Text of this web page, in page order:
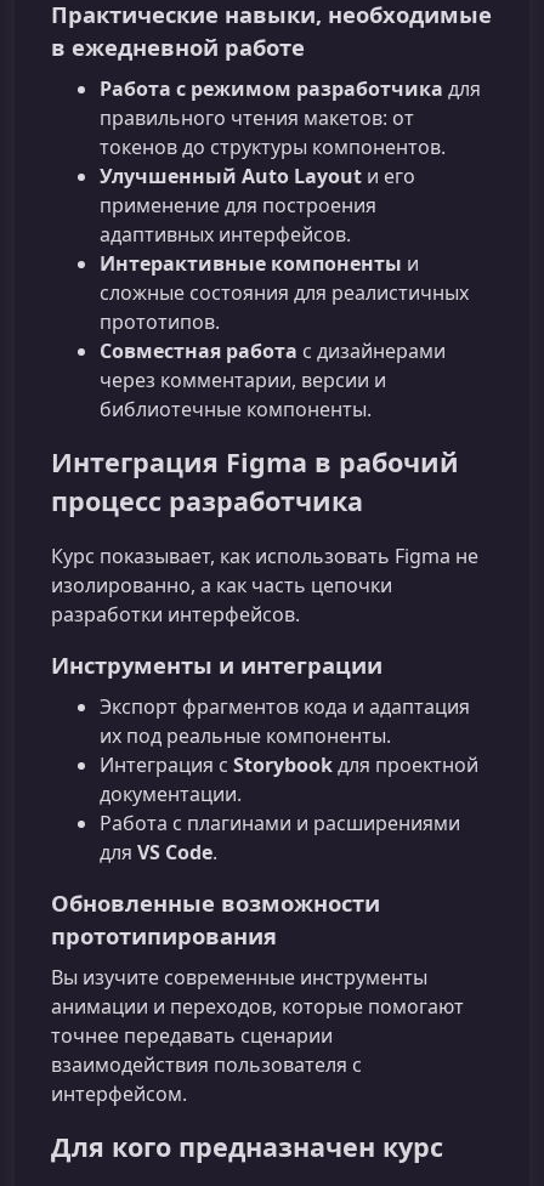
Практические навыки, необходимые
в ежедневной работе
Работа с режимом разработчика для
правильного чтения макетов: от
токенов до структуры компонентов.
Улучшенный Auto Layout и его
применение для построения
адаптивных интерфейсов.
Интерактивные компоненты и
сложные состояния для реалистичных
прототипов.
Совместная работа с дизайнерами
через комментарии, версии и
библиотечные компоненты.
Интеграция Figma в рабочий
процесс разработчика
Курс показывает, как использовать Figma не
изолированно, а как часть цепочки
разработки интерфейсов.
Инструменты и интеграции
Экспорт фрагментов кода и адаптация
их под реальные компоненты.
Интеграция с Storybookдля проектной
документации.
Работа с плагинами и расширениями
для VS Code.
Обновленные возможности
прототипирования
Вы изучите современные инструменты
анимации и переходов, которые помогают
точнее передавать сценарии
взаимодействия пользователя с
интерфейсом.
Для кого предназначен курс